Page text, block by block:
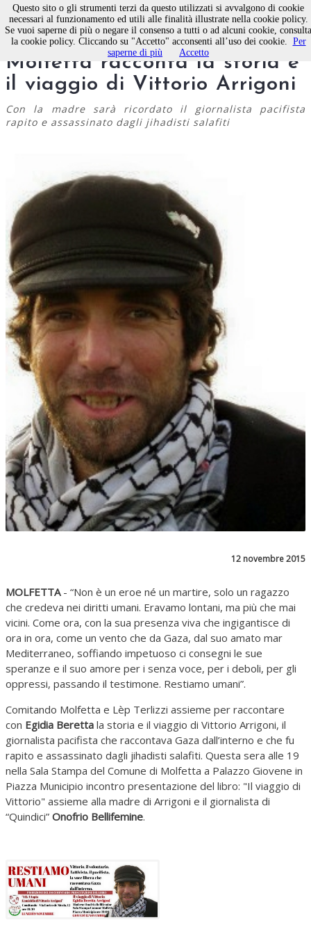
Questa sera Comitando a
Molfetta racconta la storia e
il viaggio di Vittorio Arrigoni
Con la madre sarà ricordato il giornalista pacifista
rapito e assassinato dagli jihadisti salafiti
12 novembre 2015
MOLFETTA- “Non è un eroe né un martire, solo un ragazzo
che credeva nei diritti umani. Eravamo lontani, ma più che mai
vicini. Come ora, con la sua presenza viva che ingigantisce di
ora in ora, come un vento che da Gaza, dal suo amato mar
Mediterraneo, soffiando impetuoso ci consegni le sue
speranze e il suo amore per i senza voce, per i deboli, per gli
oppressi, passando il testimone. Restiamo umani”.
Comitando Molfetta e Lèp Terlizzi assieme per raccontare
con Egidia Beretta la storia e il viaggio di Vittorio Arrigoni, il
giornalista pacifista che raccontava Gaza dall’interno e che fu
rapito e assassinato dagli jihadisti salafiti. Questa sera alle 19
nella Sala Stampa del Comune di Molfetta a Palazzo Giovene in
Piazza Municipio incontro presentazione del libro: "Il viaggio di
Vittorio" assieme alla madre di Arrigoni e il giornalista di
“Quindici” Onofrio Bellifemine.
Questo sito o gli strumenti terzi da questo utilizzati si avvalgono di cookie
necessari al funzionamento ed utili alle finalità illustrate nella cookie policy.
Se vuoi saperne di più o negare il consenso a tutti o ad alcuni cookie, consulta
la cookie policy. Cliccando su "Accetto" acconsenti all’uso dei cookie. Per
saperne di più
Accetto